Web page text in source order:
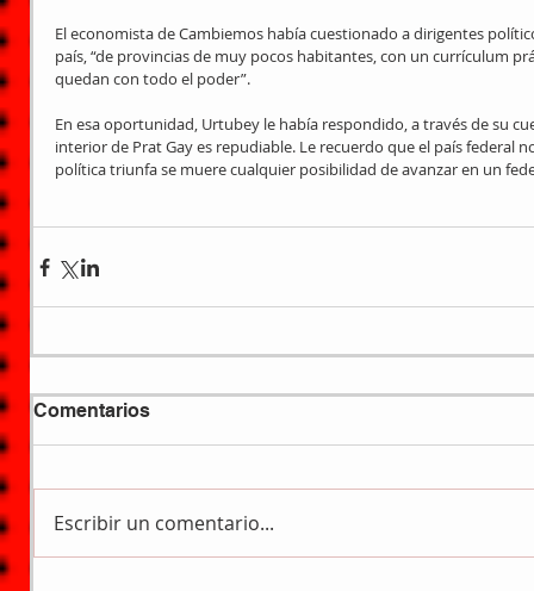
El economista de Cambiemos había cuestionado a dirigentes
país, “de provincias de muy pocos habitantes, con un currículum
quedan con todo el poder”.
En esa oportunidad, Urtubey le había respondido, a través de su
interior de Prat Gay es repudiable. Le recuerdo que el país federal
política triunfa se muere cualquier posibilidad de avanzar en un
Comentarios
Escribir un comentario...